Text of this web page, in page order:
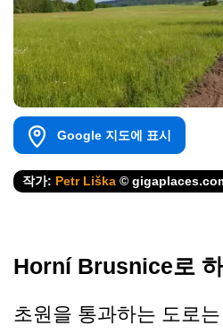
Google 지도에 표시
작가: Petr Liška ©
Horní Brusnice로
초원을 통과하는 도로